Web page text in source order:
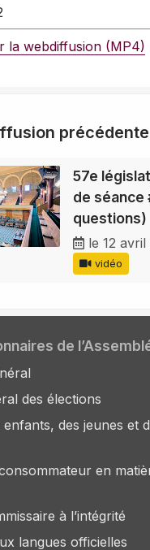
la webdiffusion (MP4)
précédente
57e
de séance
questions)
le 12 avril
vidéo
de
des élections
des jeunes et
en
à l’intégrité
langues officielles